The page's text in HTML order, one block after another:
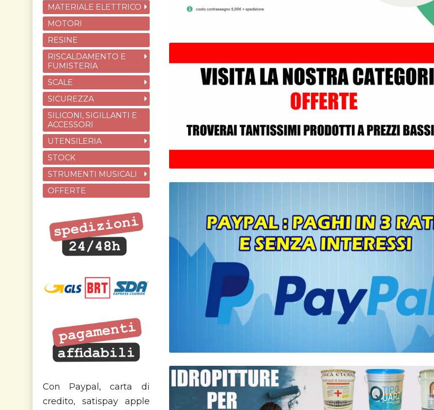
MATERIALE ELETTRICO
MOTORI
RESINE
RISCALDAMENTO E
FUMISTERIA
SCALE
SICUREZZA
SILICONI, SIGILLANTI E
ACCESSORI
UTENSILERIA
STOCK
STRUMENTI MUSICALI
OFFERTE
Con Paypal, carta di
credito, satispay apple